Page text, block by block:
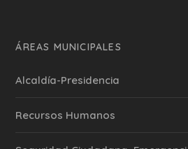
ÁREAS MUNICIPALES
Alcaldía-Presidencia
Recursos Humanos